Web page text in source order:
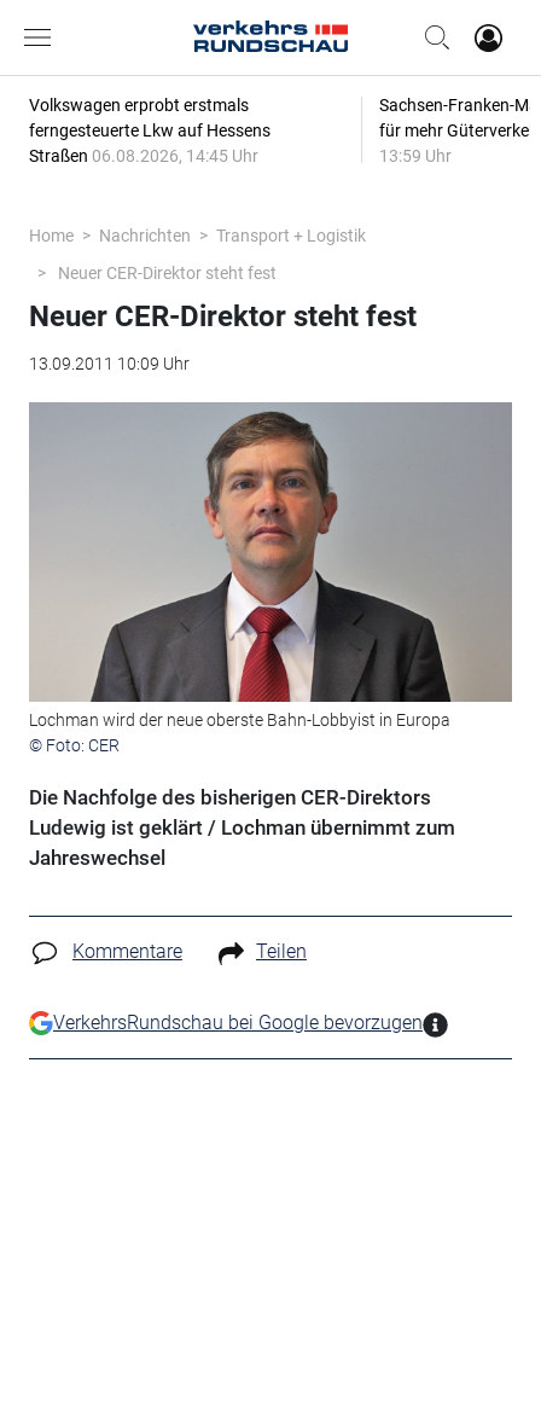
Volkswagen erprobt erstmals
ferngesteuerte Lkw auf Hessens
Straßen 06.08.2026, 14:45 Uhr
Sachsen-Franken-
für mehr
13:59 Uhr
Home Nachrichten
Transport + Logistik
Neuer CER-Direktor steht fest
Neuer CER-Direktor steht fest
13.09.2011 10:09 Uhr
Lochman wird der neue oberste Bahn-Lobbyist in Europa
© Foto: CER
Die Nachfolge des bisherigen CER-Direktors
Ludewig ist geklärt / Lochman übernimmt zum
Jahreswechsel
Kommentare Teilen
VerkehrsRundschau bei Google bevorzugen